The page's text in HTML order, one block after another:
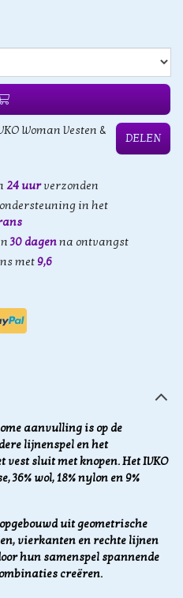
Woman Vesten &
DELEN
24 uurverzonden
in het
30 dagenna ontvangst
met 9,6
aanvulling is op de
lijnenspel en het
vest sluit met knopen. Het IVKO
36% wol, 18% nylon en 9%
uit geometrische
vierkanten en rechte lijnen
hun samenspel spannende
creëren.